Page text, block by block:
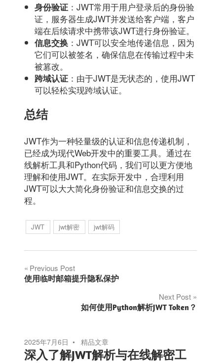
身份验证 ：JWT常用于用户登录后的身份验
证，服务器生成JWT并发送给客户端，客户
端在后续请求中携带该JWT进行身份验证。
信息交换 ：JWT可以安全地传递信息，因为
它们可以被签名，确保信息在传输过程中未
被篡改。
跨域认证 ：由于JWT是无状态的，使用JWT
可以轻松实现跨域认证。
总结
JWT作为一种轻量级的认证和信息传递机制，
已经成为现代Web开发中的重要工具。通过在
线解析工具和Python代码，我们可以更方便地
理解和使用JWT。在实际开发中，合理利用
JWT可以大大简化身份验证和信息交换的过
程。
JWT jwt解密 jwt解码
文
航
Previous Post
使用临时邮箱提升隐私保护
Next Post
如何使用Python解析JWT Token？
2025年7月6日 精品文章
深入了解JWT解析与在线解密工